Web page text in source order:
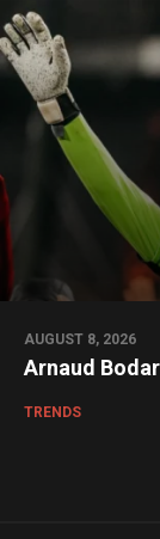
AUGUST 8, 2026
Arnaud
TRENDS